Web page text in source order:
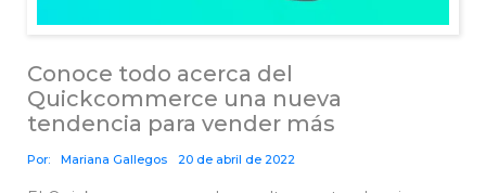
Conoce todo acerca del
Quickcommerce una nueva
tendencia para vender más
Por: Mariana Gallegos 20 de abril de 2022